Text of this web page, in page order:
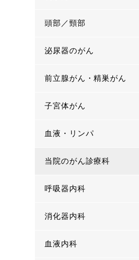
頭部／頸部
泌尿器のがん
前立腺がん・精巣がん
子宮体がん
血液・リンパ
当院のがん診療科
呼吸器内科
消化器内科
血液内科